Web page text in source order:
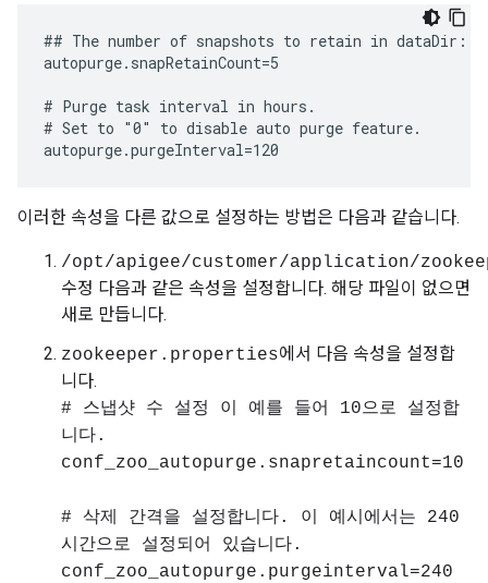
## The number of snapshots to retain in dataDir:
autopurge.snapRetainCount=5
# Purge task interval in hours.
# Set to "0" to disable auto purge feature.
autopurge.purgeInterval=120
이러한 속성을 다른 값으로 설정하는 방법은 다음과 같습니다.
/opt/apigee/customer/application/
수정 다음과 같은 속성을 설정합니다. 해당 파일이 없으면
새로 만듭니다.
zookeeper.properties에서 다음 속성을 설정합
니다.
# 스냅샷 수 설정 이 예를 들어 10으로 설정합
니다.
conf_zoo_autopurge.snapretaincount=10
# 삭제 간격을 설정합니다. 이 예시에서는 240
시간으로 설정되어 있습니다.
conf_zoo_autopurge.purgeinterval=240